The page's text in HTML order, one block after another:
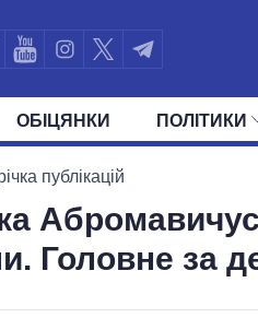
ОБIЦЯНКИ ПОЛIТИКИ
УСІ ПОЛІТИКИ
публікацій
Головне за